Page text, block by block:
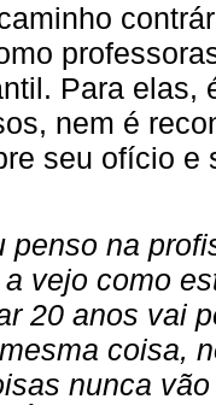
Para elas,
nem é
seu ofício e
penso na
vejo como
20 anos vai
coisa,
nunca